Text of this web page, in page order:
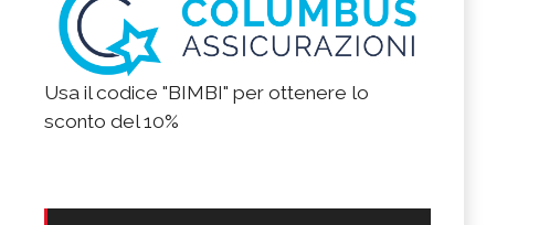
Usa il codice "BIMBI" per ottenere lo
sconto del 10%